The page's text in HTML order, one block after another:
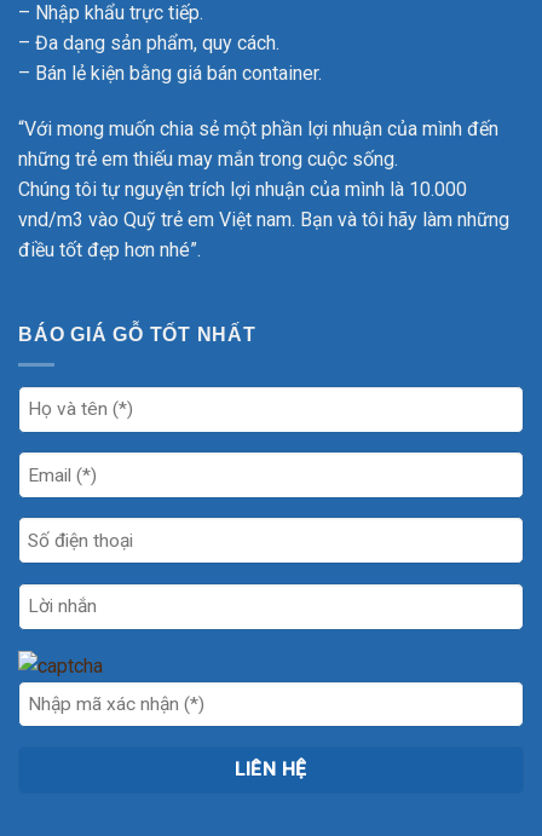
– Nhập khẩu trực tiếp.
– Đa dạng sản phẩm, quy cách.
– Bán lẻ kiện bằng giá bán container.
“Với mong muốn chia sẻ một phần lợi nhuận của mình đến
những trẻ em thiếu may mắn trong cuộc sống.
Chúng tôi tự nguyện trích lợi nhuận của mình là 10.000
vnd/m3 vào Quỹ trẻ em Việt nam. Bạn và tôi hãy làm những
điều tốt đẹp hơn nhé”.
BÁO GIÁ GỖ TỐT NHẤT